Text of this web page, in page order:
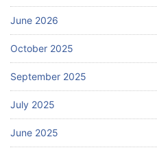
June 2026
October 2025
September 2025
July 2025
June 2025